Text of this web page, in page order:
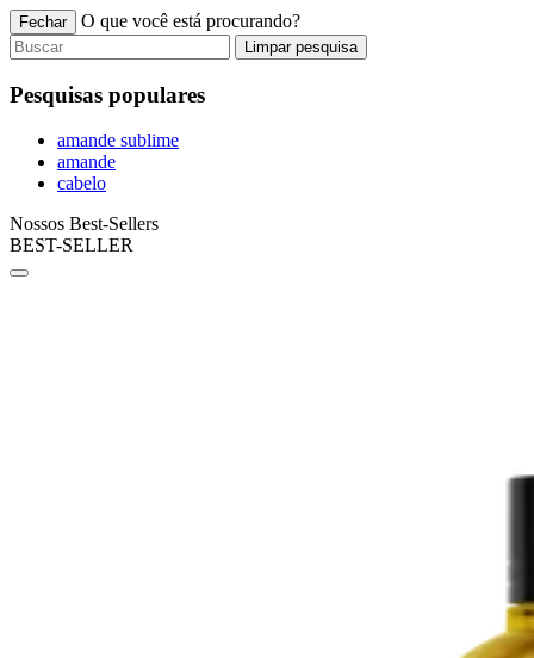
Fechar O que você está procurando?
Limpar pesquisa
Pesquisas populares
amande sublime
amande
cabelo
Nossos Best-Sellers
BEST-SELLER